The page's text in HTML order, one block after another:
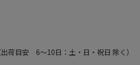
荷目安 6～10日：土・日・祝日 除く）